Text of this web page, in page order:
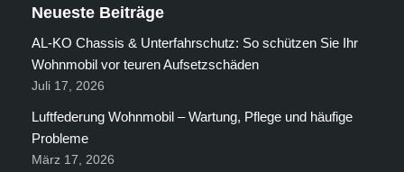
Neueste Beiträge
AL-KO Chassis & Unterfahrschutz: So schützen Sie Ihr
Wohnmobil vor teuren Aufsetzschäden
Juli 17, 2026
Luftfederung Wohnmobil – Wartung, Pflege und häufige
Probleme
März 17, 2026